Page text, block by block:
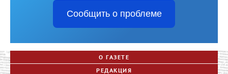
Сообщить о проблеме
О ГАЗЕТЕ
РЕДАКЦИЯ